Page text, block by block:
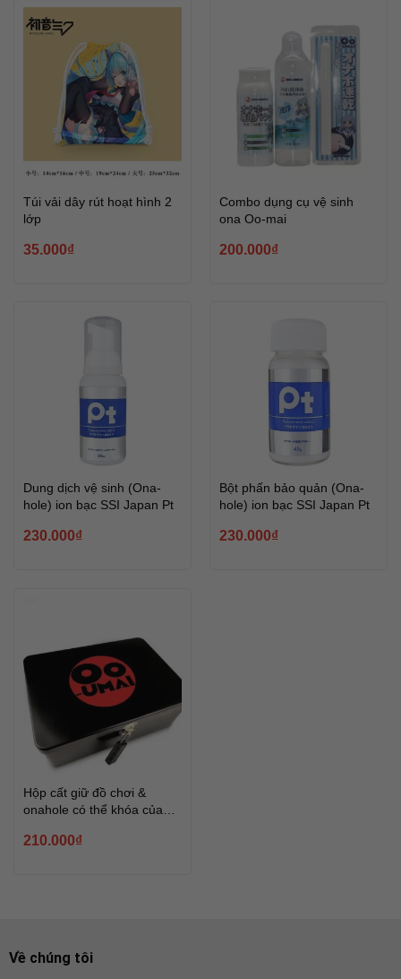
Túi vải dây rút hoạt hình 2
lớp
35.000₫
Combo dụng cụ vệ sinh
ona Oo-mai
200.000₫
Dung dịch vệ sinh (Ona-
hole) ion bạc SSI Japan Pt
230.000₫
Bột phấn bảo quản (Ona-
hole) ion bạc SSI Japan Pt
230.000₫
Hộp cất giữ đồ chơi &
onahole có thể khóa của
210.000₫
Về chúng tôi